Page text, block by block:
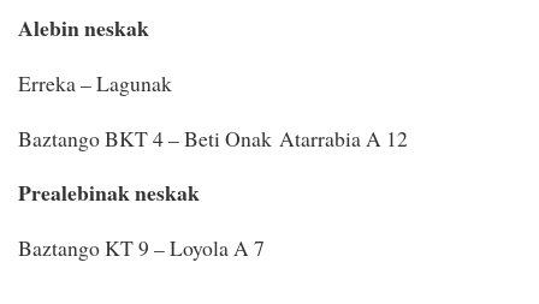
Alebin neskak
Erreka – Lagunak
Baztango BKT 4 – Beti Onak Atarrabia A 12
Prealebinak neskak
Baztango KT 9 – Loyola A 7